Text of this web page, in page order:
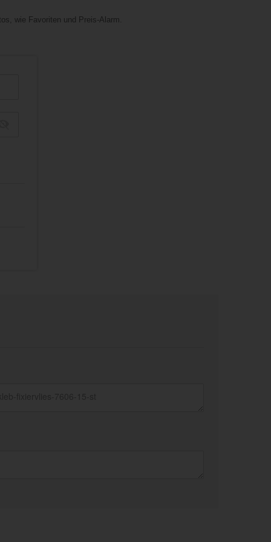
wie Favoriten und Preis-Alarm.